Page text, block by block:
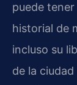
puede
historial de
incluso su
de la